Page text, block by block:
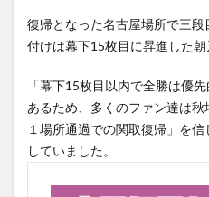
復帰となった名古屋場所で三
付けは幕下15枚目に昇進した朝
「幕下15枚目以内で全勝は優
あるため、多くのファン達は
１場所通過での関取復帰」を
していました。